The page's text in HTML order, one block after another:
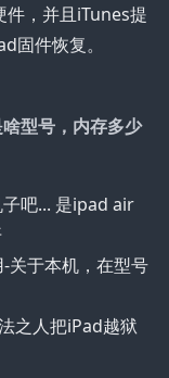
件，并且iTunes提
固件恢复。
型号，内存多少
吧... 是ipad air
关于本机，在型号
之人把iPad越狱